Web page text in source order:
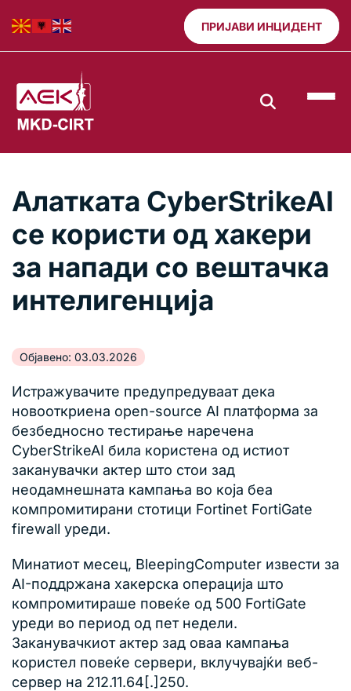
ПРИЈАВИ ИНЦИДЕНТ
Алатката CyberStrikeAI
се користи од хакери
за напади со вештачка
интелигенција
Објавено: 03.03.2026
Истражувачите предупредуваат дека
новооткриена open-source AI платформа за
безбедносно тестирање наречена
CyberStrikeAI била користена од истиот
заканувачки актер што стои зад
неодамнешната кампања во која беа
компромитирани стотици Fortinet FortiGate
firewall уреди.
Минатиот месец, BleepingComputer извести за
AI-поддржана хакерска операција што
компромитираше повеќе од 500 FortiGate
уреди во период од пет недели.
Заканувачкиот актер зад оваа кампања
користел повеќе сервери, вклучувајќи веб-
сервер на 212.11.64[.]250.